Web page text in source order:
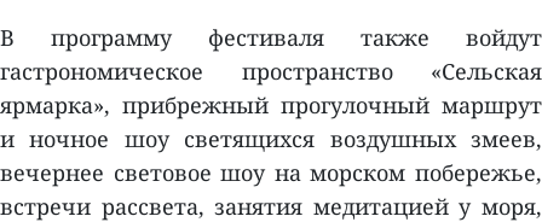
В программу фестиваля также войдут
гастрономическое пространство «Сельская
ярмарка», прибрежный прогулочный маршрут
и ночное шоу светящихся воздушных змеев,
вечернее световое шоу на морском побережье,
встречи рассвета, занятия медитацией у моря,